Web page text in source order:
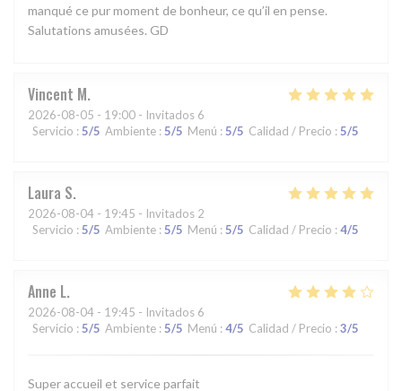
manqué ce pur moment de bonheur, ce qu’il en pense.
Salutations amusées. GD
Vincent M
2026-08-05 - 19:00 - Invitados 6
Servicio : 5/5 Ambiente : 5/5 Menú : 5/5 Calidad / Precio : 5/5
Laura S
2026-08-04 - 19:45 - Invitados 2
Servicio : 5/5 Ambiente : 5/5 Menú : 5/5 Calidad / Precio : 4/5
Anne L
2026-08-04 - 19:45 - Invitados 6
Servicio : 5/5 Ambiente : 5/5 Menú : 4/5 Calidad / Precio : 3/5
Super accueil et service parfait